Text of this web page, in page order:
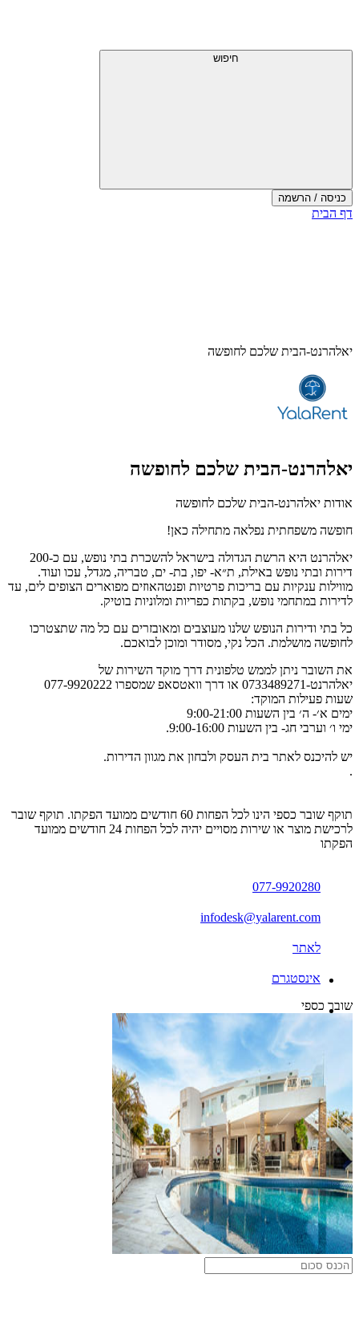
עליון
חיפוש
כניסה / הרשמה
סוף
דף הבית
יאלהרנט-הבית שלכם לחופשה
יאלהרנט-הבית שלכם לחופשה
אודות יאלהרנט-הבית שלכם לחופשה
חופשה משפחתית נפלאה מתחילה כאן!
יאלהרנט היא הרשת הגדולה בישראל להשכרת בתי נופש, עם כ-200
דירות ובתי נופש באילת, ת״א- יפו, בת- ים, טבריה, מגדל, עכו ועוד.
מווילות ענקיות עם בריכות פרטיות ופנטהאוזים מפוארים הצופים לים, עד
לדירות במתחמי נופש, בקתות כפריות ומלוניות בוטיק.
כל בתי ודירות הנופש שלנו מעוצבים ומאובזרים עם כל מה שתצטרכו
לחופשה מושלמת. הכל נקי, מסודר ומוכן לבואכם.
את השובר ניתן לממש טלפונית דרך מוקד השירות של
יאלהרנט-0733489271 או דרך וואטסאפ שמספרו 077-9920222
שעות פעילות המוקד:
ימים א׳- ה׳ בין השעות 9:00-21:00
ימי ו׳ וערבי חג- בין השעות 9:00-16:00.
יש להיכנס לאתר בית העסק ולבחון את מגוון הדירות.
.
תוקף שובר כספי הינו לכל הפחות 60 חודשים ממועד הפקתו. תוקף שובר
לרכישת מוצר או שירות מסויים יהיה לכל הפחות 24 חודשים ממועד
הפקתו
077-9920280
infodesk@yalarent.com
לאתר
אינסטגרם
שובר כספי